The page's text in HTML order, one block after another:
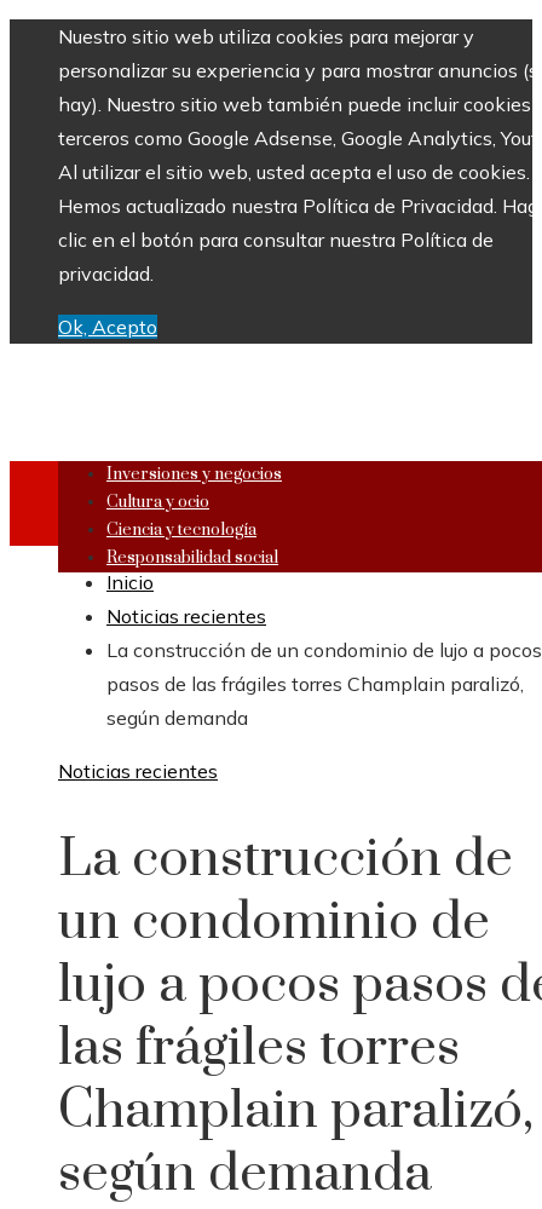
Nuestro sitio web utiliza cookies para mejorar y
personalizar su experiencia y para mostrar anuncios
hay). Nuestro sitio web también puede incluir cookies
terceros como Google Adsense, Google Analytics,
Al utilizar el sitio web, usted acepta el uso de cookies.
Hemos actualizado nuestra Política de Privacidad.
clic en el botón para consultar nuestra Política de
privacidad.
Ok, Acepto
Inversiones y negocios
Cultura y ocio
Ciencia y tecnología
Responsabilidad social
Inicio
Noticias recientes
La construcción de un condominio de lujo a pocos
pasos de las frágiles torres Champlain paralizó,
según demanda
Noticias recientes
La construcción de
un condominio de
lujo a pocos pasos
las frágiles torres
Champlain paralizó,
según demanda